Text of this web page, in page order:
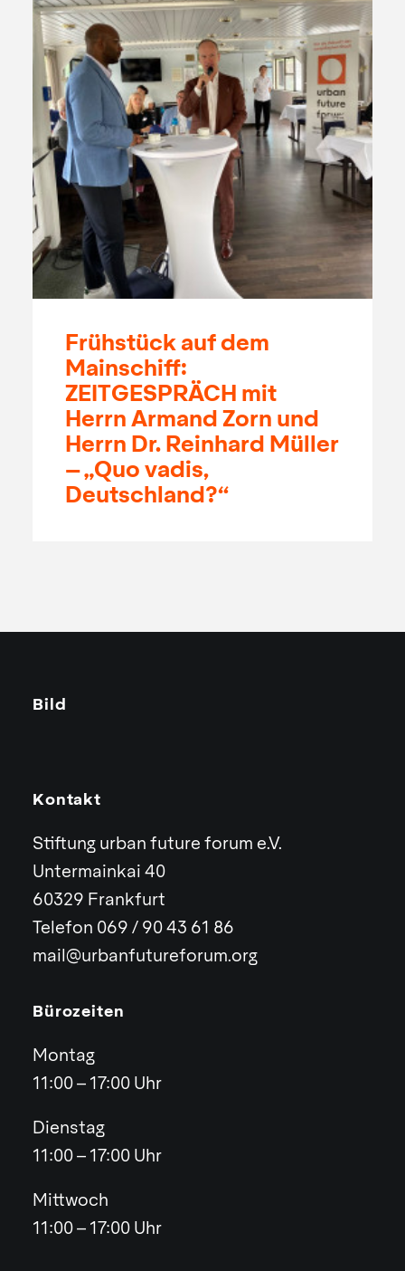
Frühstück auf dem
Mainschiff:
ZEITGESPRÄCH mit
Herrn Armand Zorn und
Herrn Dr. Reinhard Müller
– „Quo vadis,
Deutschland?“
Bild
Kontakt
Stiftung urban future forum e.V.
Untermainkai 40
60329 Frankfurt
Telefon 069 / 90 43 61 86
mail@urbanfutureforum.org
Bürozeiten
Montag
11:00 – 17:00 Uhr
Dienstag
11:00 – 17:00 Uhr
Mittwoch
11:00 – 17:00 Uhr